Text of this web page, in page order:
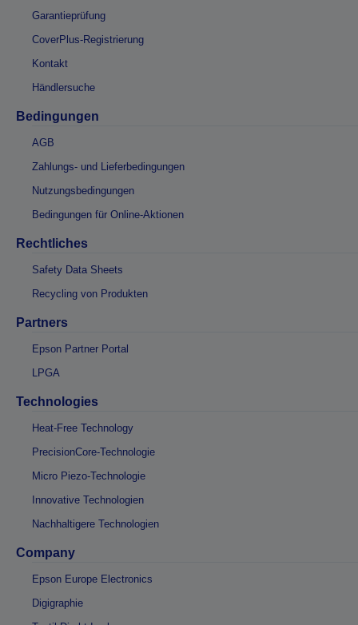
Garantieprüfung
CoverPlus-Registrierung
Kontakt
Händlersuche
Bedingungen
AGB
Zahlungs- und Lieferbedingungen
Nutzungsbedingungen
Bedingungen für Online-Aktionen
Rechtliches
Safety Data Sheets
Recycling von Produkten
Partners
Epson Partner Portal
LPGA
Technologies
Heat-Free Technology
PrecisionCore-Technologie
Micro Piezo-Technologie
Innovative Technologien
Nachhaltigere Technologien
Company
Epson Europe Electronics
Digigraphie